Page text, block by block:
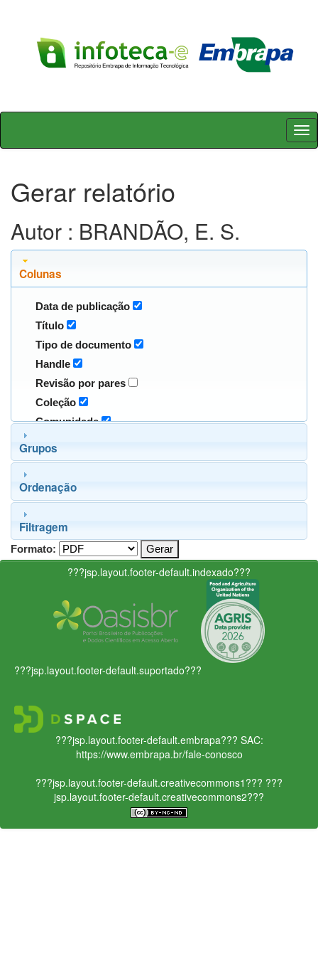
Skip
Gerar relatório
Autor : BRANDÃO, E. S.
Colunas
Data de publicação
Título
Tipo de documento
Handle
Revisão por pares
Coleção
Comunidade
Grupos
Ordenação
Filtragem
Formato:
???jsp.layout.footer-default.indexado???
???jsp.layout.footer-default.suportado???
???jsp.layout.footer-default.embrapa??? SAC:
https://www.embrapa.br/fale-conosco
???jsp.layout.footer-default.creativecommons1??? ???
jsp.layout.footer-default.creativecommons2???